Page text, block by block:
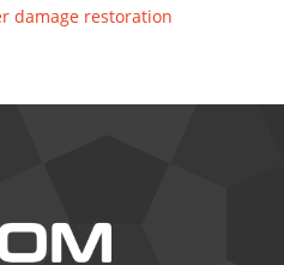
damage restoration